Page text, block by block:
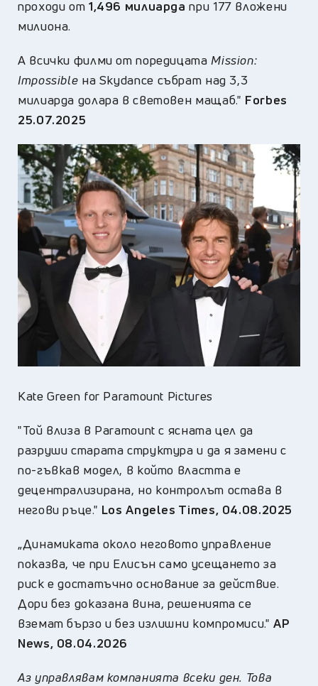
проходи от 1,496 милиардапри 177 вложени
милиона.
А всички филми от поредицата Mission:
Impossible на Skydance събрат над 3,3
милиарда долара в световен мащаб." Forbes
25.07.2025
Kate Green for Paramount Pictures
"Той влиза в Paramount с ясната цел да
разруши старата структура и да я замени с
по-гъвкав модел, в който властта е
децентрализирана, но контролът остава в
негови ръце." Los Angeles Times, 04.08.2025
„Динамиката около неговото управление
показва, че при Елисън само усещането за
риск е достатъчно основание за действие.
Дори без доказана вина, решенията се
вземат бързо и без излишни компромиси."AP
News, 08.04.2026
Аз управлявам компанията всеки ден. Това